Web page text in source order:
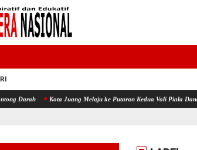
Juang Melaju ke Putaran Kedua Voli Piala Dandim Cup 0111/